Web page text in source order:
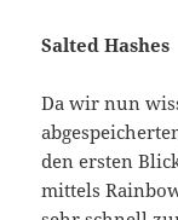
Salted Hashes
Da wir nun
den ersten
mittels